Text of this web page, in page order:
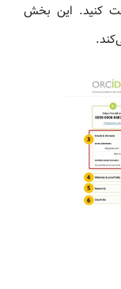
کنید. این بخش